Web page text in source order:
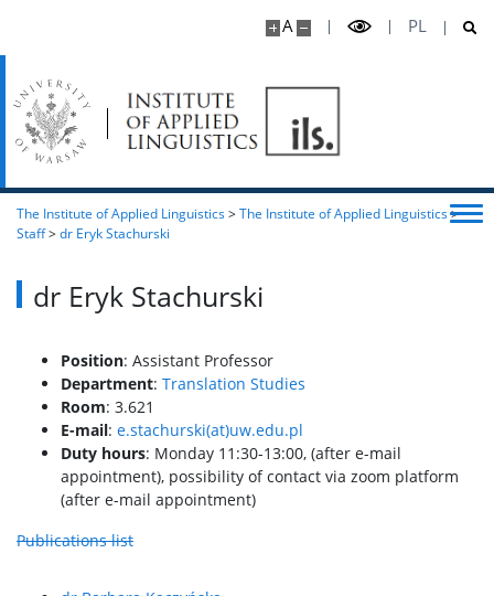
A PL
The Institute of Applied Linguistics>The Institute of Applied Linguistics>
Staff>dr Eryk Stachurski
dr Eryk Stachurski
Position: Assistant Professor
Department: Translation Studies
Room: 3.621
E-mail: e.stachurski(at)uw.edu.pl
Duty hours: Monday 11:30-13:00, (after e-mail
appointment), possibility of contact via zoom platform
(after e-mail appointment)
Publications list